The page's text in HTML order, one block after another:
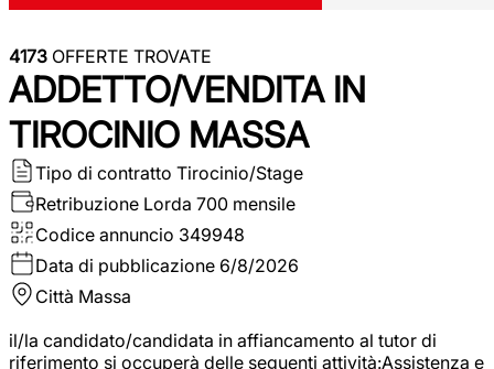
4173 OFFERTE TROVATE
ADDETTO/VENDITA IN
TIROCINIO MASSA
Tipo di contratto Tirocinio/Stage
Retribuzione Lorda 700 mensile
Codice annuncio 349948
Data di pubblicazione 6/8/2026
Città Massa
il/la candidato/candidata in affiancamento al tutor di
riferimento si occuperà delle seguenti attività:Assistenza e